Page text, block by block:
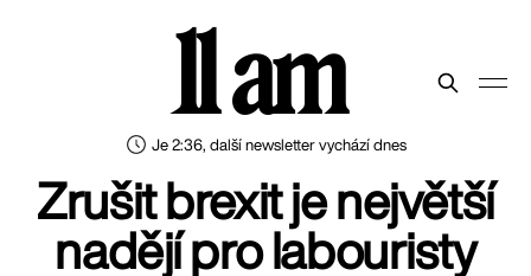
Je 2:36, další newsletter vychází dnes
11 am
Zrušit brexit je největší
nadějí pro labouristy